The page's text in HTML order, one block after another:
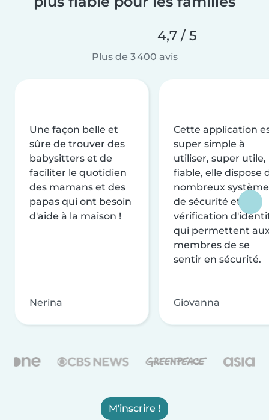
4,7 / 5
Plus de 3 400 avis
Une façon belle et
sûre de trouver des
babysitters et de
faciliter le quotidien
des mamans et des
papas qui ont besoin
d'aide à la maison !
Nerina
Cette application
super simple à
utiliser, super utile,
fiable, elle dispose
nombreux
de sécurité et de
vérification
qui permettent
membres de se
sentir en sécurité.
Giovanna
M'inscrire !